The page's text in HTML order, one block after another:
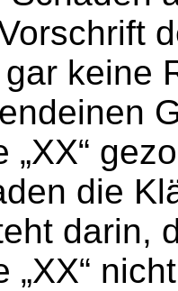
keine
„XX“
die
darin,
„XX“